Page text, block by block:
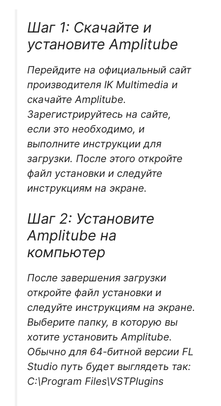
Шаг 1: Скачайте и
установите Amplitube
Перейдите на официальный сайт
производителя IK Multimedia и
скачайте Amplitube.
Зарегистрируйтесь на сайте,
если это необходимо, и
выполните инструкции для
загрузки. После этого откройте
файл установки и следуйте
инструкциям на экране.
Шаг 2: Установите
Amplitube на
компьютер
После завершения загрузки
откройте файл установки и
следуйте инструкциям на экране.
Выберите папку, в которую вы
хотите установить Amplitube.
Обычно для 64-битной версии FL
Studio путь будет выглядеть так:
C:\Program Files\VSTPlugins